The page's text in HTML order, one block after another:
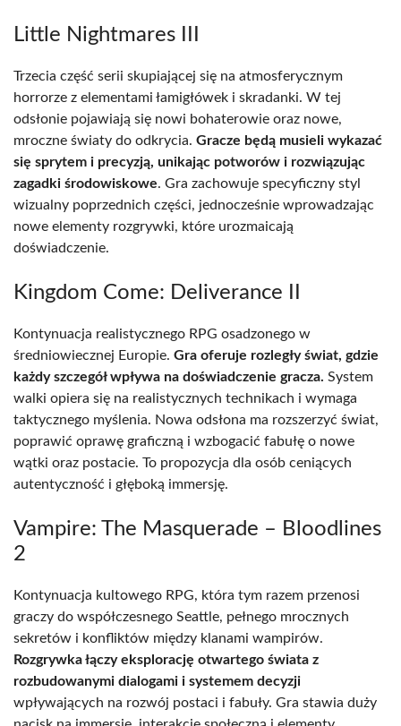
Little Nightmares III
Trzecia część serii skupiającej się na atmosferycznym
horrorze z elementami łamigłówek i skradanki. W tej
odsłonie pojawiają się nowi bohaterowie oraz nowe,
mroczne światy do odkrycia. Gracze będą musieli wykazać
się sprytem i precyzją, unikając potworów i rozwiązując
zagadki środowiskowe. Gra zachowuje specyficzny styl
wizualny poprzednich części, jednocześnie wprowadzając
nowe elementy rozgrywki, które urozmaicają
doświadczenie.
Kingdom Come: Deliverance II
Kontynuacja realistycznego RPG osadzonego w
średniowiecznej Europie. Gra oferuje rozległy świat, gdzie
każdy szczegół wpływa na doświadczenie gracza. System
walki opiera się na realistycznych technikach i wymaga
taktycznego myślenia. Nowa odsłona ma rozszerzyć świat,
poprawić oprawę graficzną i wzbogacić fabułę o nowe
wątki oraz postacie. To propozycja dla osób ceniących
autentyczność i głęboką immersję.
Vampire: The Masquerade – Bloodlines
2
Kontynuacja kultowego RPG, która tym razem przenosi
graczy do współczesnego Seattle, pełnego mrocznych
sekretów i konfliktów między klanami wampirów.
Rozgrywka łączy eksplorację otwartego świata z
rozbudowanymi dialogami i systemem decyzji
wpływających na rozwój postaci i fabuły. Gra stawia duży